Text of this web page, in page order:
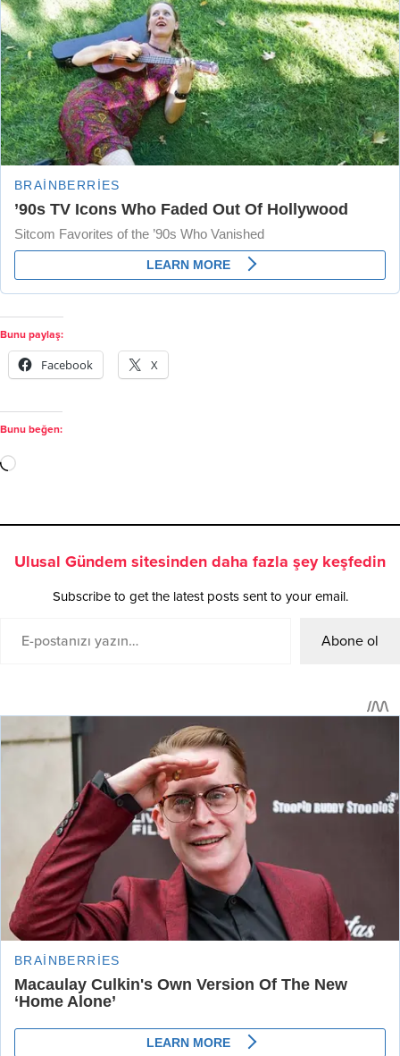
Bunu paylaş:
Facebook X
Bunu beğen:
Ulusal Gündem sitesinden daha fazla şey keşfedin
Subscribe to get the latest posts sent to your email.
Abone ol